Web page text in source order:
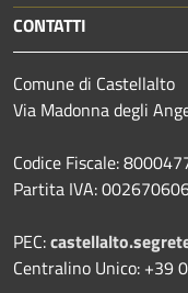
CONTATTI
Comune di Castellalto
Via Madonna degli
Codice Fiscale:
Partita IVA:
PEC:
Centralino Unico: +39